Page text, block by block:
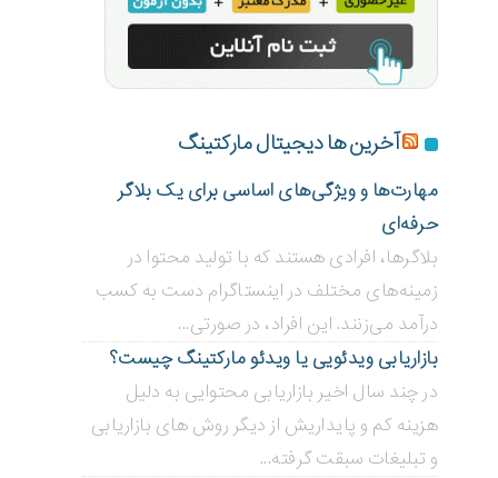
آخرین ها دیجیتال مارکتینگ
مهارت‌ها و ویژگی‌های اساسی برای یک بلاگر
حرفه‌ای
بلاگر‌ها، افرادی هستند که با تولید محتوا در
زمینه‌های مختلف در اینستاگرام دست به کسب
درآمد می‌زنند. این افراد، در صورتی...
بازاریابی ویدئویی ‌یا ویدئو مارکتینگ چیست؟
در چند سال اخیر بازاریابی محتوایی به دلیل
هزینه کم و پایداریش از دیگر روش های بازاریابی
و تبلیغات سبقت گرفته...